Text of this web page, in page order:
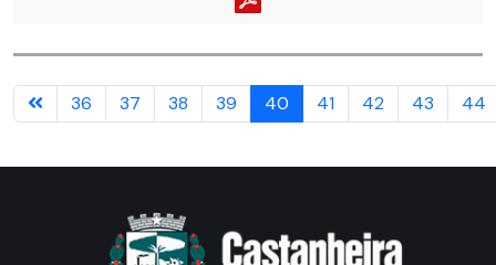
36 37 38 39 40 41 42 43 44